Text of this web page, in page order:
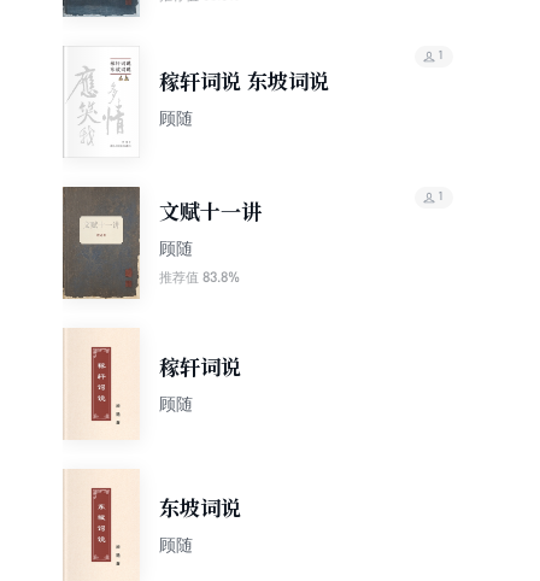
稼轩词说 东坡词说
顾随
1
文赋十一讲
顾随
推荐值 83.8%
1
稼轩词说
顾随
东坡词说
顾随